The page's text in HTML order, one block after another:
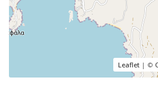
Leaflet | ©